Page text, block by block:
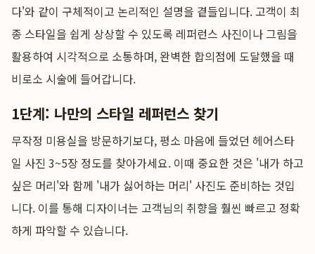
다'와 같이 구체적이고 논리적인 설명을 곁들입니다. 고객이 최
종 스타일을 쉽게 상상할 수 있도록 레퍼런스 사진이나 그림을
활용하여 시각적으로 소통하며, 완벽한 합의점에 도달했을 때
비로소 시술에 들어갑니다.
1단계: 나만의 스타일 레퍼런스 찾기
무작정 미용실을 방문하기보다, 평소 마음에 들었던 헤어스타
일 사진 3~5장 정도를 찾아가세요. 이때 중요한 것은 '내가 하고
싶은 머리'와 함께 '내가 싫어하는 머리' 사진도 준비하는 것입
니다. 이를 통해 디자이너는 고객님의 취향을 훨씬 빠르고 정확
하게 파악할 수 있습니다.